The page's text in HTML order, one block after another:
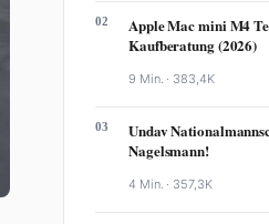
02
Apple Mac mini M4
Kaufberatung (2026)
9 Min. · 383,4K
03
Undav
Nagelsmann!
4 Min. · 357,3K